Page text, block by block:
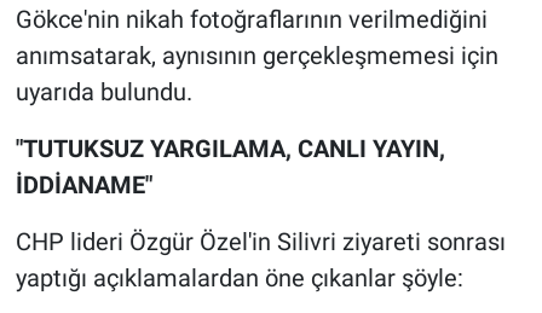
Gökce'nin nikah fotoğraflarının verilmediğini
anımsatarak, aynısının gerçekleşmemesi için
uyarıda bulundu.
"TUTUKSUZ YARGILAMA, CANLI YAYIN,
İDDİANAME"
CHP lideri Özgür Özel'in Silivri ziyareti sonrası
yaptığı açıklamalardan öne çıkanlar şöyle: